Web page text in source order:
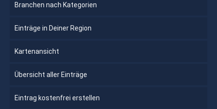
Branchen nach Kategorien
Einträge in Deiner Region
Kartenansicht
Übersicht aller Einträge
Eintrag kostenfrei erstellen